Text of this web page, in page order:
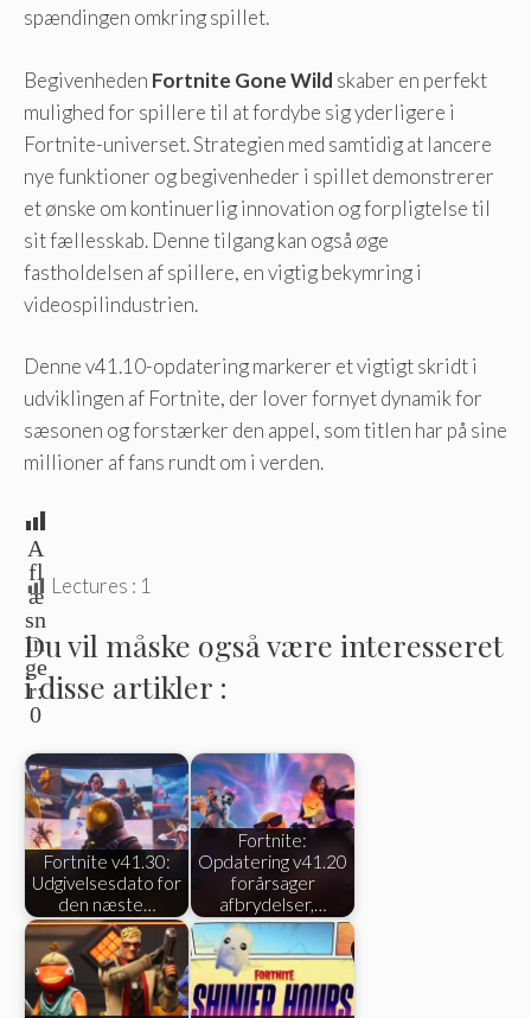
spændingen omkring spillet.
Begivenheden Fortnite Gone Wild skaber en perfekt
mulighed for spillere til at fordybe sig yderligere i
Fortnite-universet. Strategien med samtidig at lancere
nye funktioner og begivenheder i spillet demonstrerer
et ønske om kontinuerlig innovation og forpligtelse til
sit fællesskab. Denne tilgang kan også øge
fastholdelsen af ​​spillere, en vigtig bekymring i
videospilindustrien.
Denne v41.10-opdatering markerer et vigtigt skridt i
udviklingen af ​​Fortnite, der lover fornyet dynamik for
sæsonen og forstærker den appel, som titlen har på sine
millioner af fans rundt om i verden.
A
fl
æ
sn
in
ge
r:
0
Lectures : 1
Du vil måske også være interesseret
i disse artikler :
Fortnite v41.30:
Udgivelsesdato for
den næste…
Fortnite:
Opdatering v41.20
forårsager
afbrydelser,…